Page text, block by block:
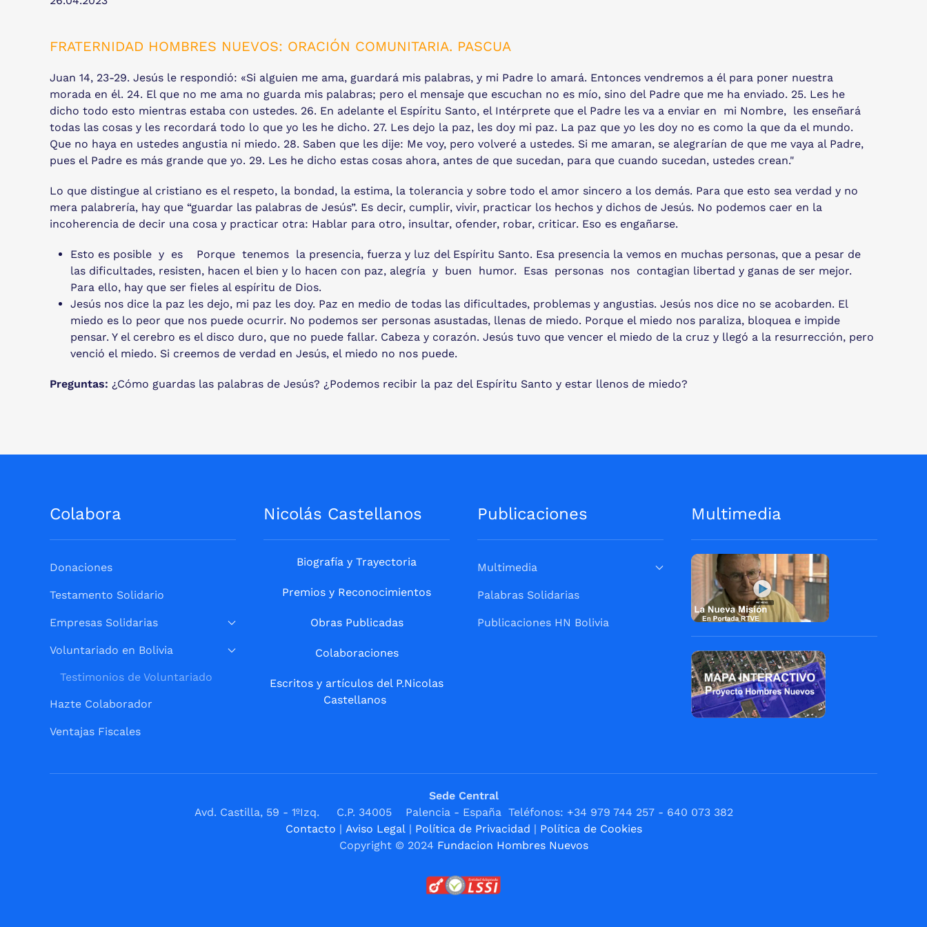
FRATERNIDAD HOMBRES NUEVOS: ORACIÓN COMUNITARIA. PASCUA
Juan 14, 23-29. Jesús le respondió: «Si alguien me ama, guardará mis palabras, y mi Padre lo amará. Entonces vendremos a él para poner nuestra
morada en él. 24. El que no me ama no guarda mis palabras; pero el mensaje que escuchan no es mío, sino del Padre que me ha enviado. 25. Les he
dicho todo esto mientras estaba con ustedes. 26. En adelante el Espíritu Santo, el Intérprete que el Padre les va a enviar en mi Nombre, les enseñará
todas las cosas y les recordará todo lo que yo les he dicho. 27. Les dejo la paz, les doy mi paz. La paz que yo les doy no es como la que da el mundo.
Que no haya en ustedes angustia ni miedo. 28. Saben que les dije: Me voy, pero volveré a ustedes. Si me amaran, se alegrarían de que me vaya al Padre,
pues el Padre es más grande que yo. 29. Les he dicho estas cosas ahora, antes de que sucedan, para que cuando sucedan, ustedes crean."
Lo que distingue al cristiano es el respeto, la bondad, la estima, la tolerancia y sobre todo el amor sincero a los demás. Para que esto sea verdad y no
mera palabrería, hay que “guardar las palabras de Jesús”. Es decir, cumplir, vivir, practicar los hechos y dichos de Jesús. No podemos caer en la
incoherencia de decir una cosa y practicar otra: Hablar para otro, insultar, ofender, robar, criticar. Eso es engañarse.
Esto es posible y es Porque tenemos la presencia, fuerza y luz del Espíritu Santo. Esa presencia la vemos en muchas personas, que a pesar de
las dificultades, resisten, hacen el bien y lo hacen con paz, alegría y buen humor. Esas personas nos contagian libertad y ganas de ser mejor.
Para ello, hay que ser fieles al espíritu de Dios.
Jesús nos dice la paz les dejo, mi paz les doy. Paz en medio de todas las dificultades, problemas y angustias. Jesús nos dice no se acobarden. El
miedo es lo peor que nos puede ocurrir. No podemos ser personas asustadas, llenas de miedo. Porque el miedo nos paraliza, bloquea e impide
pensar. Y el cerebro es el disco duro, que no puede fallar. Cabeza y corazón. Jesús tuvo que vencer el miedo de la cruz y llegó a la resurrección, pero
venció el miedo. Si creemos de verdad en Jesús, el miedo no nos puede.
Preguntas: ¿Cómo guardas las palabras de Jesús? ¿Podemos recibir la paz del Espíritu Santo y estar llenos de miedo?
Colabora
Donaciones
Testamento Solidario
Empresas Solidarias
Voluntariado en Bolivia
Testimonios de Voluntariado
Hazte Colaborador
Ventajas Fiscales
Nicolás Castellanos
Biografía y Trayectoria
Premios y Reconocimientos
Obras Publicadas
Colaboraciones
Escritos y artículos del P.Nicolas
Castellanos
Publicaciones
Multimedia
Palabras Solidarias
Publicaciones HN Bolivia
Multimedia
Sede Central
Avd. Castilla, 59 - 1ºIzq. C.P. 34005 Palencia - España Teléfonos: +34 979 744 257 - 640 073 382
Contacto | Aviso Legal | Política de Privacidad | Política de Cookies
Copyright © 2024 Fundacion Hombres Nuevos